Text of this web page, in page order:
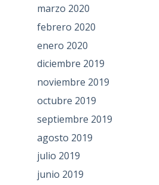
marzo 2020
febrero 2020
enero 2020
diciembre 2019
noviembre 2019
octubre 2019
septiembre 2019
agosto 2019
julio 2019
junio 2019